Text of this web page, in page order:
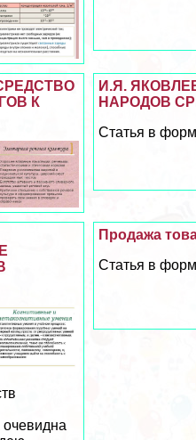
И.Я.
НАРОДОВ
Статья в
К
Продажа
Статья в
очевидна